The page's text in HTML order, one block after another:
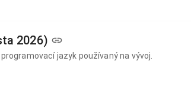
2026)
jazyk používaný na vývoj.